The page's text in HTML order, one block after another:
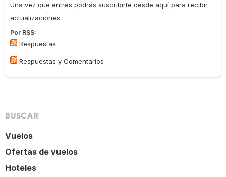
Una vez que entres podrás suscribirte desde aquí para recibir
actualizaciones
Por RSS:
Respuestas
Respuestas y Comentarios
BUSCAR
Vuelos
Ofertas de vuelos
Hoteles